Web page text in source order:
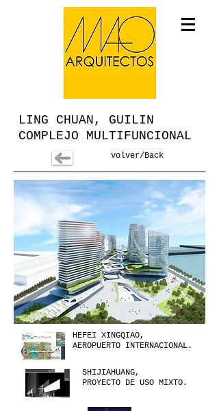
LING CHUAN, GUILIN
COMPLEJO MULTIFUNCIONAL
volver/Back
HEFEI XINGQIAO,
AEROPUERTO INTERNACIONAL.
SHIJIAHUANG,
PROYECTO DE USO MIXTO.